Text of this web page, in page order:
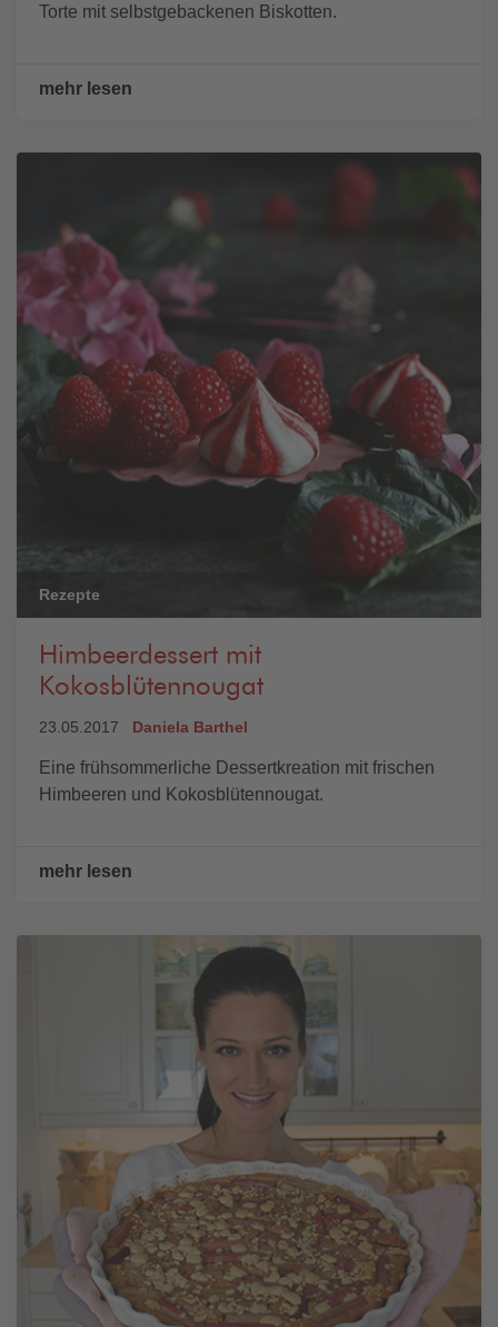
Torte mit selbstgebackenen Biskotten.
mehr lesen
Rezepte
Himbeerdessert mit
Kokosblütennougat
23.05.2017 Daniela Barthel
Eine frühsommerliche Dessertkreation mit frischen
Himbeeren und Kokosblütennougat.
mehr lesen